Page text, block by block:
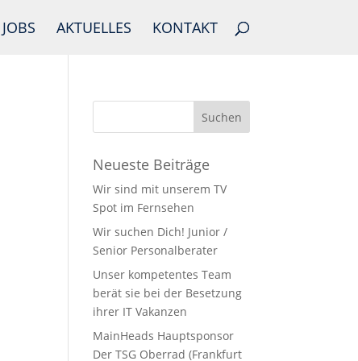
JOBS AKTUELLES KONTAKT
Neueste Beiträge
Wir sind mit unserem TV
Spot im Fernsehen
Wir suchen Dich! Junior /
Senior Personalberater
Unser kompetentes Team
berät sie bei der Besetzung
ihrer IT Vakanzen
MainHeads Hauptsponsor
Der TSG Oberrad (Frankfurt